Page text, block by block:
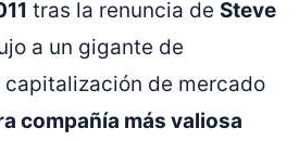
tras la renuncia de Steve
a un gigante de
capitalización de mercado
compañía más valiosa